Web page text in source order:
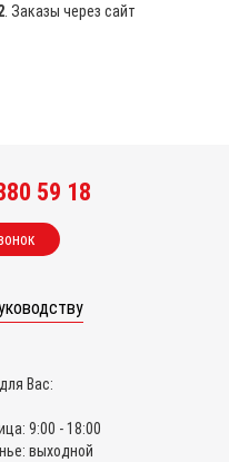
. Заказы через сайт
59 18
Вас:
9:00 - 18:00
выходной